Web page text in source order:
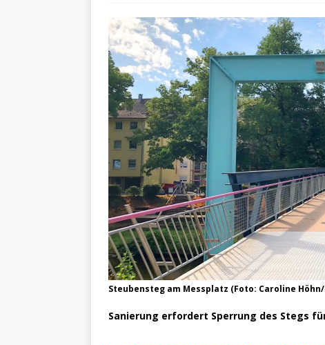
Steubensteg am Messplatz (Foto: Caroline
Sanierung erfordert Sperrung des Stegs